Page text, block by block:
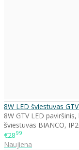
8W LED šviestuvas
8W GTV LED
šviestuvas BIANCO,
€2899
Naujiena